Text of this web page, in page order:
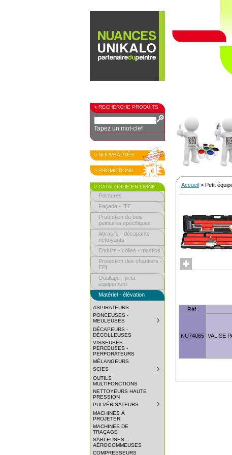
> RECHERCHE PRODUITS
Tapez un mot-clef
> NOUVEAUTÉS
> PROMOTIONS
> CATALOGUE EN LIGNE
Peintures
Façade - ITE
Protection du bois -
peintures spécifiques
Abrasifs - décapants -
nettoyants
Enduits - colles - mastics
Protection des chantiers -
EPI
Outillage - petit
équipement
Matériel - élévation
ASPIRATEURS
PONCEUSES -
MEULEUSES
DÉCAPEURS -
DÉCOLLEUSES
VISSEUSES -
PERCEUSES -
PERFORATEURS
MÉLANGEURS
SCIES
OUTILS
MULTIFONCTIONS
NETTOYEURS HAUTE
PRESSION
PULVÉRISATEURS
MACHINES À
PROJETER
MACHINES DE
TRAÇAGE
SABLEUSES -
AÉROGOMMEUSES
COMPRESSEURS
Accueil > Petit
Réf.
NU74065 VALISE